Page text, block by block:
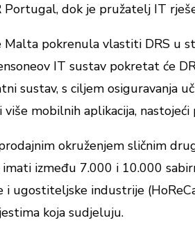
dok je pružatelj IT
Malta pokrenula vlastiti DRS
IT sustav pokretat
sustav, s ciljem osiguravanja
mobilnih aplikacija,
okruženjem sličnim
između 7.000 i 10.000
ugostiteljske industrije
koja sudjeluju.